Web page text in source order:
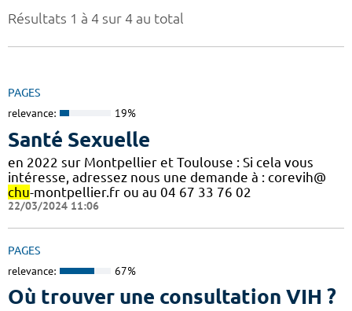
Résultats 1 à 4 sur 4 au total
PAGES
relevance: 19%
Santé Sexuelle
en 2022 sur Montpellier et Toulouse : Si cela vous
intéresse, adressez nous une demande à : corevih@
chu-montpellier.fr ou au 04 67 33 76 02
22/03/2024 11:06
PAGES
relevance: 67%
Où trouver une consultation VIH ?